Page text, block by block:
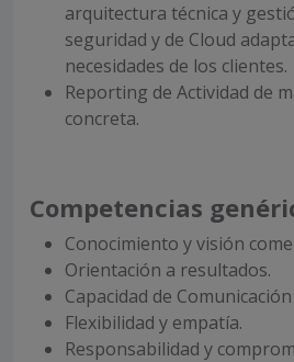
arquitectura técnica y
seguridad y de Cloud
necesidades de los clientes.
Reporting de Actividad de
concreta.
Competencias
Conocimiento y visión
Orientación a resultados.
Capacidad de
Flexibilidad y empatía.
Responsabilidad y